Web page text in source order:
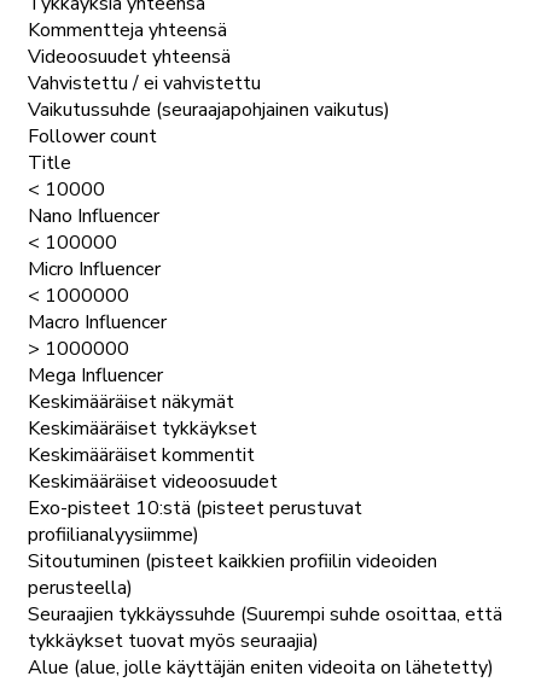
Kommentteja yhteensä
Videoosuudet yhteensä
Vahvistettu / ei vahvistettu
Vaikutussuhde (seuraajapohjainen vaikutus)
Follower count
Title
< 10000
Nano Influencer
< 100000
Micro Influencer
< 1000000
Macro Influencer
> 1000000
Mega Influencer
Keskimääräiset näkymät
Keskimääräiset tykkäykset
Keskimääräiset kommentit
Keskimääräiset videoosuudet
Exo-pisteet 10:stä (pisteet perustuvat
profiilianalyysiimme)
Sitoutuminen (pisteet kaikkien profiilin videoiden
perusteella)
Seuraajien tykkäyssuhde (Suurempi suhde osoittaa, että
tykkäykset tuovat myös seuraajia)
Alue (alue, jolle käyttäjän eniten videoita on lähetetty)